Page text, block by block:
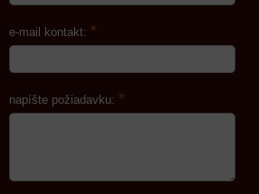
e-mail kontakt: *
napíšte požiadavku: *